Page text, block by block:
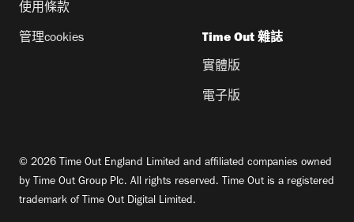
使用條款
管理cookies Time Out 雜誌
實體版
電子版
© 2026 Time Out England Limited and affiliated companies owned
by Time Out Group Plc. All rights reserved. Time Out is a registered
trademark of Time Out Digital Limited.